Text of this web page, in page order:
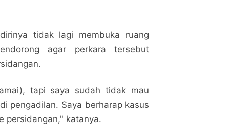
tidak lagi membuka ruang
agar perkara tersebut
tapi saya sudah tidak mau
pengadilan. Saya berharap kasus
persidangan," katanya.